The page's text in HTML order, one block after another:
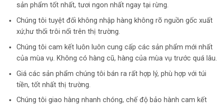
sản phẩm tốt nhất, tươi ngon nhất ngay tại rừng.
Chúng tôi tuyệt đối không nhập hàng không rõ nguồn gốc xuất
xứ,hư thối trôi nổi trên thị trường.
Chúng tôi cam kết luôn luôn cung cấp các sản phẩm mới nhất
của mùa vụ. Không có hàng cũ, hàng của mùa vụ trước quá lâu.
Giá các sản phẩm chúng tôi bán ra rất hợp lý, phù hợp với túi
tiền, tốt nhất thị trường.
Chúng tôi giao hàng nhanh chóng, chế độ bảo hành cam kết